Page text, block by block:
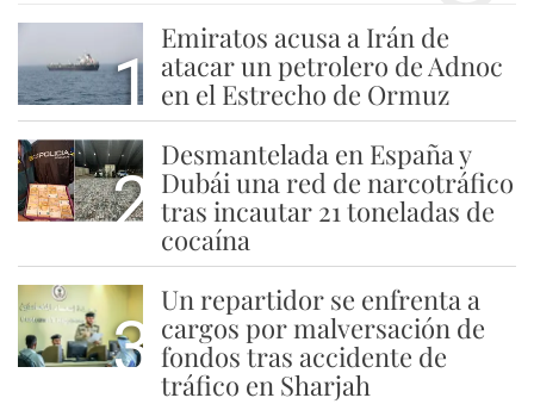
1
Emiratos acusa a Irán de
atacar un petrolero de Adnoc
en el Estrecho de Ormuz
2
Desmantelada en España y
Dubái una red de narcotráfico
tras incautar 21 toneladas de
cocaína
3
Un repartidor se enfrenta a
cargos por malversación de
fondos tras accidente de
tráfico en Sharjah